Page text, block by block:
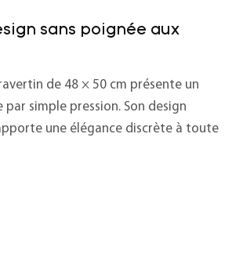
sans poignée aux
de 48 × 50 cm présente un
simple pression. Son design
une élégance discrète à toute